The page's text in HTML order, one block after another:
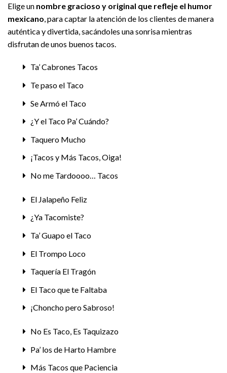
Elige un nombre gracioso y original que refleje el humor
mexicano , para captar la atención de los clientes de manera
auténtica y divertida, sacándoles una sonrisa mientras
disfrutan de unos buenos tacos.
Ta’ Cabrones Tacos
Te paso el Taco
Se Armó el Taco
¿Y el Taco Pa’ Cuándo?
Taquero Mucho
¡Tacos y Más Tacos, Oiga!
No me Tardoooo… Tacos
El Jalapeño Feliz
¿Ya Tacomiste?
Ta’ Guapo el Taco
El Trompo Loco
Taquería El Tragón
El Taco que te Faltaba
¡Choncho pero Sabroso!
No Es Taco, Es Taquizazo
Pa’ los de Harto Hambre
Más Tacos que Paciencia